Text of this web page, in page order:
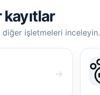
diğer işletmeleri inceleyin.
→